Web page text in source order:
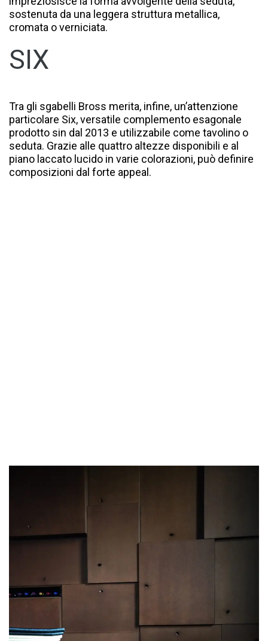
sostenuta da una leggera struttura metallica,
cromata o verniciata.
SIX
Tra gli sgabelli Bross merita, infine, un’attenzione
particolare Six, versatile complemento esagonale
prodotto sin dal 2013 e utilizzabile come tavolino o
seduta. Grazie alle quattro altezze disponibili e al
piano laccato lucido in varie colorazioni, può definire
composizioni dal forte appeal.